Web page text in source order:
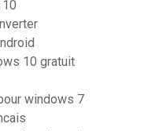
10 gratuit
windows 7